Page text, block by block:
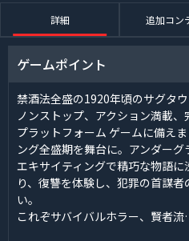
詳細 追加コン
ゲームポイント
禁酒法全盛の1920年頃のサグタウ
ノンストップ、アクション満載
プラットフォーム ゲームに備え
ング全盛期を舞台に。アンダー
エキサイティングで精巧な物語
り、復讐を体験し、犯罪の首謀
い。
これぞサバイバルホラー、賢者